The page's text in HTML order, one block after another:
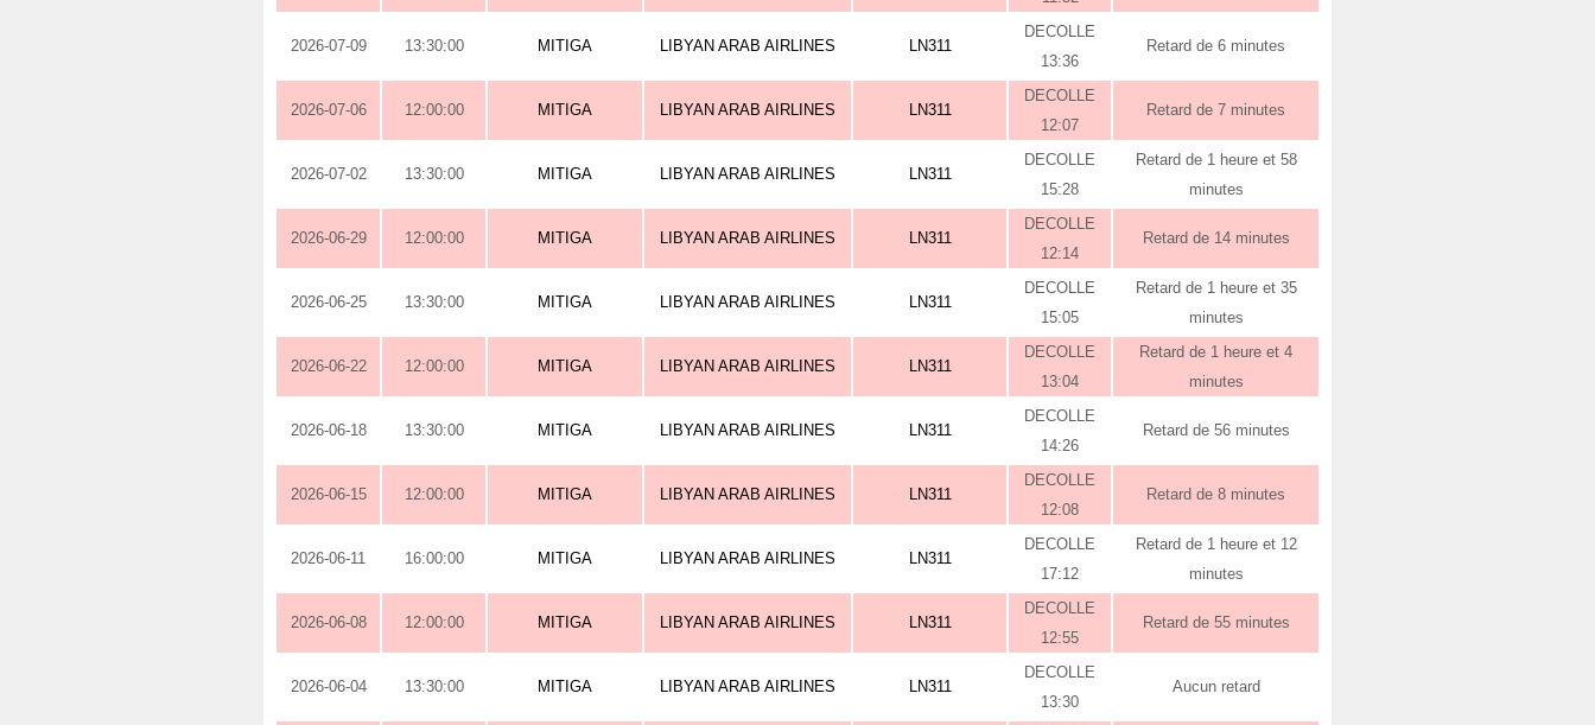
2026-07-09 13:30:00 MITIGA LIBYAN ARAB AIRLINES LN311
DECOLLE
13:36
Retard de 6 minutes
2026-07-06 12:00:00 MITIGA LIBYAN ARAB AIRLINES LN311
DECOLLE
12:07
Retard de 7 minutes
2026-07-02 13:30:00 MITIGA LIBYAN ARAB AIRLINES LN311
DECOLLE
15:28
Retard de 1 heure et 58
minutes
2026-06-29 12:00:00 MITIGA LIBYAN ARAB AIRLINES LN311
DECOLLE
12:14
Retard de 14 minutes
2026-06-25 13:30:00 MITIGA LIBYAN ARAB AIRLINES LN311
DECOLLE
15:05
Retard de 1 heure et 35
minutes
2026-06-22 12:00:00 MITIGA LIBYAN ARAB AIRLINES LN311
DECOLLE
13:04
Retard de 1 heure et 4
minutes
2026-06-18 13:30:00 MITIGA LIBYAN ARAB AIRLINES LN311
DECOLLE
14:26
Retard de 56 minutes
2026-06-15 12:00:00 MITIGA LIBYAN ARAB AIRLINES LN311
DECOLLE
12:08
Retard de 8 minutes
2026-06-11 16:00:00 MITIGA LIBYAN ARAB AIRLINES LN311
DECOLLE
17:12
Retard de 1 heure et 12
minutes
2026-06-08 12:00:00 MITIGA LIBYAN ARAB AIRLINES LN311
DECOLLE
12:55
Retard de 55 minutes
2026-06-04 13:30:00 MITIGA LIBYAN ARAB AIRLINES LN311
DECOLLE
13:30
Aucun retard